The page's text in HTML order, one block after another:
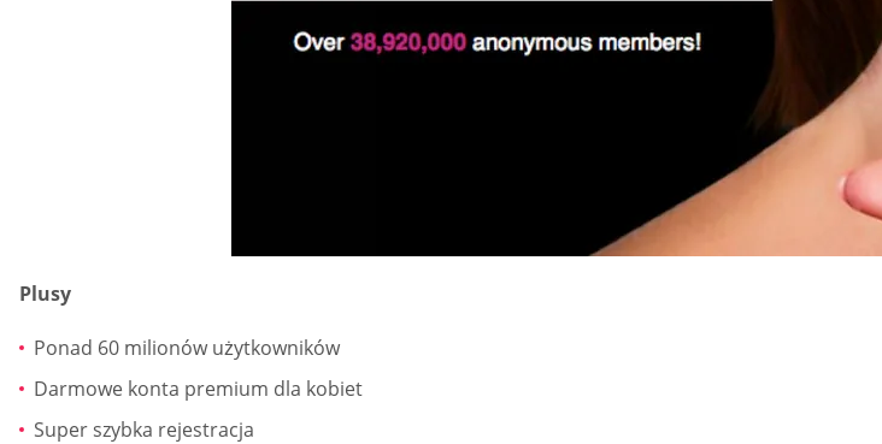
Plusy
Ponad 60 milionów użytkowników
Darmowe konta premium dla kobiet
Super szybka rejestracja